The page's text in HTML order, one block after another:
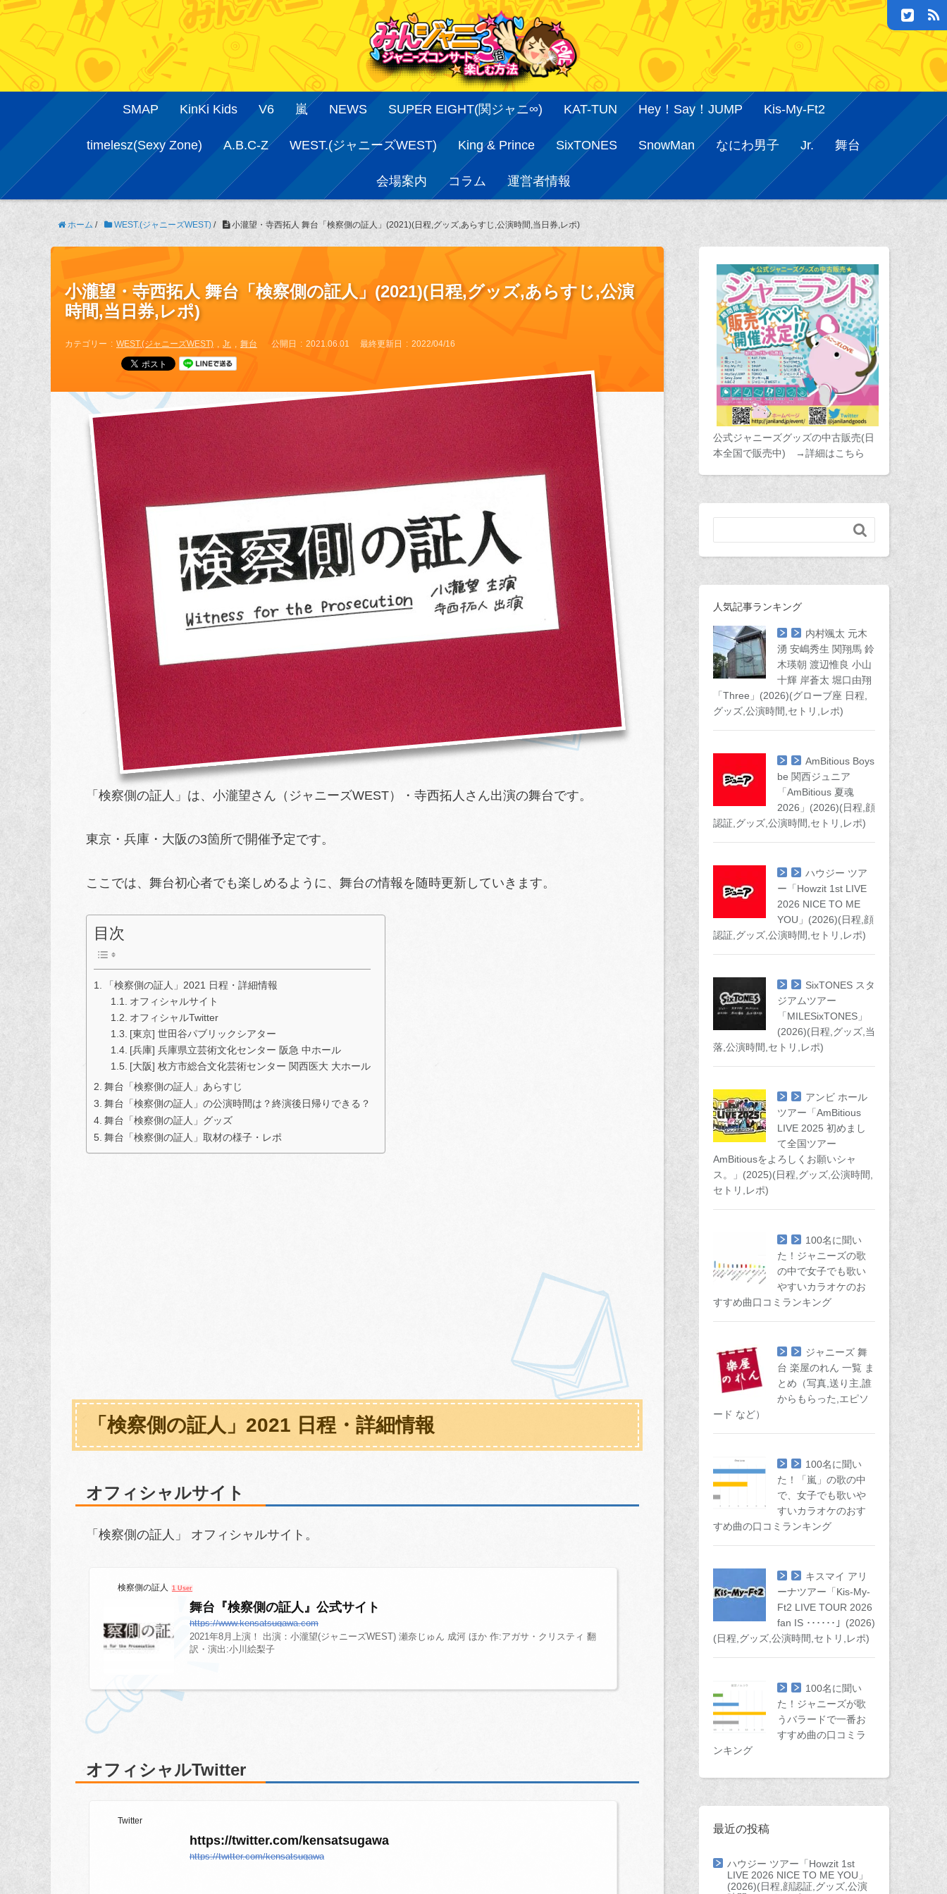
SMAP KinKi Kids V6 嵐 NEWS SUPER EIGHT(関ジャニ∞) KAT-TUN Hey！Say！JUMP Kis-My-Ft2
timelesz(Sexy Zone) A.B.C-Z WEST.(ジャニーズWEST) King & Prince SixTONES SnowMan なにわ男子 Jr. 舞台
会場案内 コラム 運営者情報
ホーム / WEST.(ジャニーズWEST) / 小瀧望・寺西拓人 舞台「検察側の証人」(2021)(日程,グッズ,あらすじ,公演時間,当日券,レポ)
小瀧望・寺西拓人 舞台「検察側の証人」(2021)(日程,グッズ,あらすじ,公演
時間,当日券,レポ)
カテゴリー WEST.(ジャニーズWEST) Jr. 舞台 公開日 2021.06.01 最終更新日 2022/04/16
「検察側の証人」は、小瀧望さん（ジャニーズWEST）・寺西拓人さん出演の舞台です。
東京・兵庫・大阪の3箇所で開催予定です。
ここでは、舞台初心者でも楽しめるように、舞台の情報を随時更新していきます。
目次
「検察側の証人」2021 日程・詳細情報
オフィシャルサイト
オフィシャルTwitter
[東京] 世田谷パブリックシアター
[兵庫] 兵庫県立芸術文化センター 阪急 中ホール
[大阪] 枚方市総合文化芸術センター 関西医大 大ホール
舞台「検察側の証人」あらすじ
舞台「検察側の証人」の公演時間は？終演後日帰りできる？
舞台「検察側の証人」グッズ
舞台「検察側の証人」取材の様子・レポ
「検察側の証人」2021 日程・詳細情報
オフィシャルサイト
「検察側の証人」 オフィシャルサイト。
検察側の証人 1 User
舞台『検察側の証人』公式サイト
https://www.kensatsugawa.com
2021年8月上演！ 出演：小瀧望(ジャニーズWEST) 瀬奈じゅん 成河 ほか 作:アガサ・クリスティ 翻
訳・演出:小川絵梨子
オフィシャルTwitter
Twitter
https://twitter.com/kensatsugawa
https://twitter.com/kensatsugawa
公式ジャニーズグッズの中古販売(日
本全国で販売中) →詳細はこちら

人気記事ランキング
内村颯太 元木
湧 安嶋秀生 関翔馬 鈴
木瑛朝 渡辺惟良 小山
十輝 岸蒼太 堀口由翔
「Three」(2026)(グローブ座 日程,
グッズ,公演時間,セトリ,レポ)
AmBitious Boys
be 関西ジュニア
「AmBitious 夏魂
2026」(2026)(日程,顔
認証,グッズ,公演時間,セトリ,レポ)
ハウジー ツア
ー「Howzit 1st LIVE
2026 NICE TO ME
YOU」(2026)(日程,顔
認証,グッズ,公演時間,セトリ,レポ)
SixTONES スタ
ジアムツアー
「MILESixTONES」
(2026)(日程,グッズ,当
落,公演時間,セトリ,レポ)
アンビ ホール
ツアー「AmBitious
LIVE 2025 初めまし
て全国ツアー
AmBitiousをよろしくお願いシャ
ス。」(2025)(日程,グッズ,公演時間,
セトリ,レポ)
100名に聞い
た！ジャニーズの歌
の中で女子でも歌い
やすいカラオケのお
すすめ曲口コミランキング
ジャニーズ 舞
台 楽屋のれん 一覧 ま
とめ（写真,送り主,誰
からもらった,エピソ
ード など）
100名に聞い
た！「嵐」の歌の中
で、女子でも歌いや
すいカラオケのおす
すめ曲の口コミランキング
キスマイ アリ
ーナツアー「Kis-My-
Ft2 LIVE TOUR 2026
fan IS ･･････」(2026)
(日程,グッズ,公演時間,セトリ,レポ)
100名に聞い
た！ジャニーズが歌
うバラードで一番お
すすめ曲の口コミラ
ンキング
最近の投稿
ハウジー ツアー「Howzit 1st
LIVE 2026 NICE TO ME YOU」
(2026)(日程,顔認証,グッズ,公演